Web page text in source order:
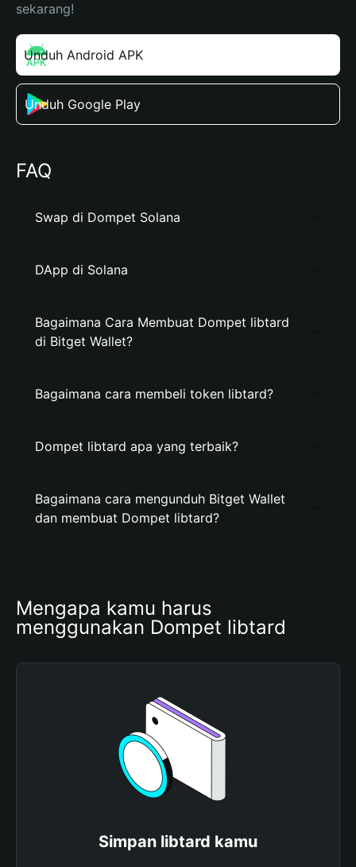
sekarang!
Unduh Android APK
Unduh Google Play
FAQ
Swap di Dompet Solana
DApp di Solana
Bagaimana Cara Membuat Dompet libtard
di Bitget Wallet?
Bagaimana cara membeli token libtard?
Dompet libtard apa yang terbaik?
Bagaimana cara mengunduh Bitget Wallet
dan membuat Dompet libtard?
Mengapa kamu harus
menggunakan Dompet libtard
Simpan libtard kamu